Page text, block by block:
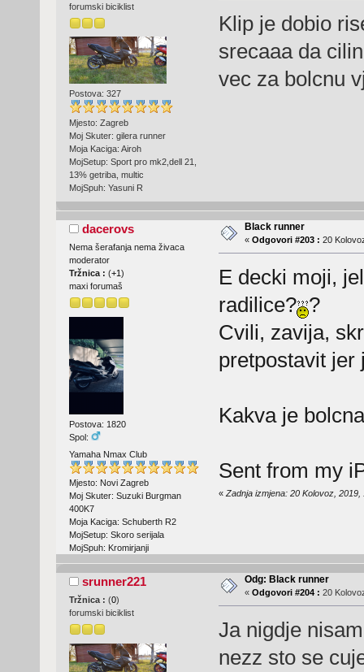
forumski biciklist
Postova: 327
Mjesto: Zagreb
Moj Skuter: gilera runner
Moja Kaciga: Airoh
MojSetup: Sport pro mk2,dell 21,
13% getriba, multic
MojSpuh: Yasuni R
Klip je dobio
srecaaa da
vec za bolcnu
dacerovs
Nema šerafanja nema živaca
moderator
Tržnica : (+1)
maxi forumaš
Postova: 1820
Spol:
Yamaha Nmax Club
Mjesto: Novi Zagreb
Moj Skuter: Suzuki Burgman
400K7
Moja Kaciga: Schuberth R2
MojSetup: Skoro serijala
MojSpuh: Kromirjanji
Black runner
« Odgovori #203 : 20
E decki moji,
radilice? ?
Cvili, zavija,
pretpostavit jer
Kakva je
Sent from my
« Zadnja izmjena: 20 Kolovoz,
srunner221
Tržnica : (0)
forumski biciklist
Odg: Black runner
« Odgovori #204 : 20
Ja nigdje
nezz sto se